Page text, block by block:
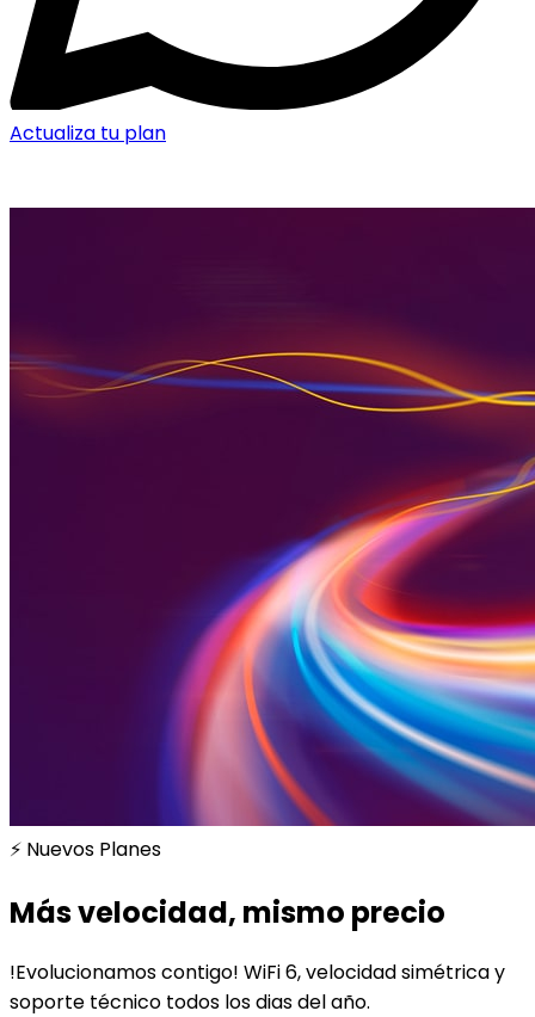
Actualiza tu plan
⚡ Nuevos Planes
Más velocidad, mismo precio
!Evolucionamos contigo! WiFi 6, velocidad simétrica y
soporte técnico todos los dias del año.